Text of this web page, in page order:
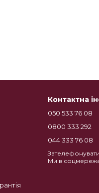
Контактна
050 533 76 08
0800 333 292
044 333 76 08
Ми в